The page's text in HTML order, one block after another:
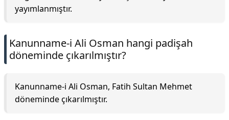
yayımlanmıştır.
Kanunname-i Ali Osman hangi padişah
döneminde çıkarılmıştır?
Kanunname-i Ali Osman, Fatih Sultan Mehmet
döneminde çıkarılmıştır.